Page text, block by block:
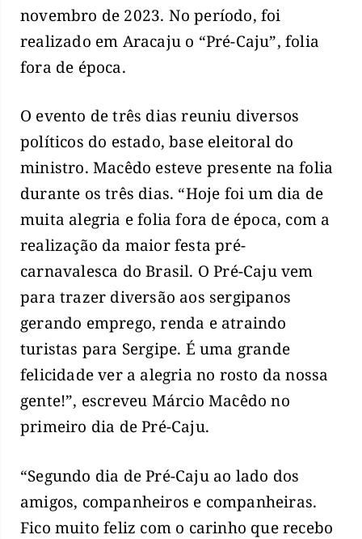
novembro de 2023. No período, foi
realizado em Aracaju o “Pré-Caju”, folia
fora de época.
O evento de três dias reuniu diversos
políticos do estado, base eleitoral do
ministro. Macêdo esteve presente na folia
durante os três dias. “Hoje foi um dia de
muita alegria e folia fora de época, com a
realização da maior festa pré-
carnavalesca do Brasil. O Pré-Caju vem
para trazer diversão aos sergipanos
gerando emprego, renda e atraindo
turistas para Sergipe. É uma grande
felicidade ver a alegria no rosto da nossa
gente!”, escreveu Márcio Macêdo no
primeiro dia de Pré-Caju.
“Segundo dia de Pré-Caju ao lado dos
amigos, companheiros e companheiras.
Fico muito feliz com o carinho que recebo